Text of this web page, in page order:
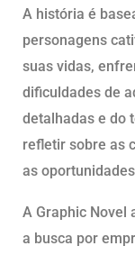
A história é
personagens
suas vidas,
dificuldades de
detalhadas e do
refletir sobre as
as
A Graphic Novel
a busca por